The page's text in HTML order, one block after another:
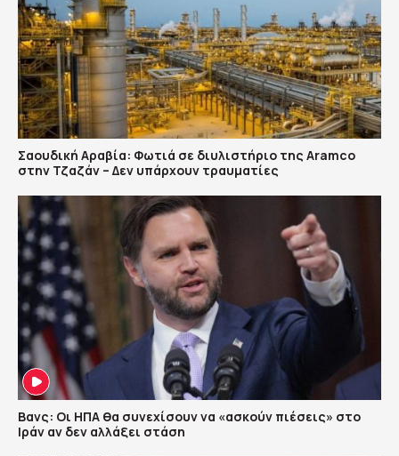
Σαουδική Αραβία: Φωτιά σε διυλιστήριο της Aramco
στην Τζαζάν – Δεν υπάρχουν τραυματίες
Βανς: Οι ΗΠΑ θα συνεχίσουν να «ασκούν πιέσεις» στο
Ιράν αν δεν αλλάξει στάση